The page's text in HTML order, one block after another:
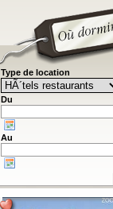
Type de location
Du
Au